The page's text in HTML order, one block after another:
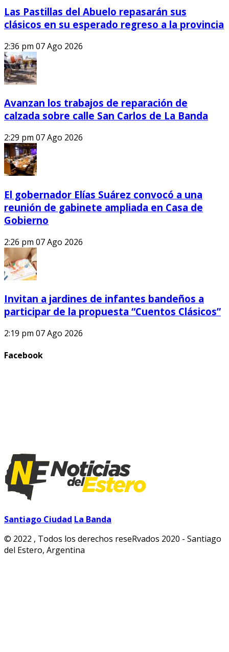
Las Pastillas del Abuelo repasarán sus
clásicos en su esperado regreso a la provincia
2:36 pm 07 Ago 2026
Avanzan los trabajos de reparación de
calzada sobre calle San Carlos de La Banda
2:29 pm 07 Ago 2026
El gobernador Elías Suárez convocó a una
reunión de gabinete ampliada en Casa de
Gobierno
2:26 pm 07 Ago 2026
Invitan a jardines de infantes bandeños a
participar de la propuesta “Cuentos Clásicos”
2:19 pm 07 Ago 2026
Facebook
Santiago Ciudad La Banda
© 2022 , Todos los derechos reseRvados 2020 - Santiago
del Estero, Argentina